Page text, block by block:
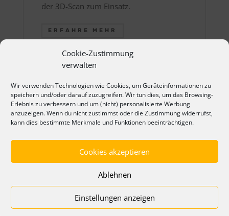
Cookie-Zustimmung
verwalten
Wir verwenden Technologien wie Cookies, um Geräteinformationen zu
speichern und/oder darauf zuzugreifen. Wir tun dies, um das Browsing-
Erlebnis zu verbessern und um (nicht) personalisierte Werbung
anzuzeigen. Wenn du nicht zustimmst oder die Zustimmung widerrufst,
kann dies bestimmte Merkmale und Funktionen beeinträchtigen.
Cookies akzeptieren
Ablehnen
Einstellungen anzeigen
der 3D-Scan zum Einsatz.
ERFAHRE MEHR